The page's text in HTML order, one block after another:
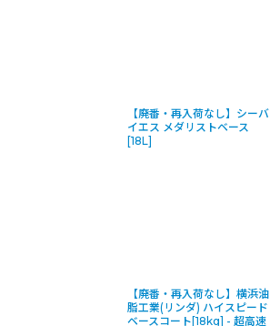
【廃番・再入荷なし】シーバ
イエス メダリストベース
[18L]
【廃番・再入荷なし】横浜油
脂工業(リンダ) ハイスピード
ベースコート[18kg] - 超高速